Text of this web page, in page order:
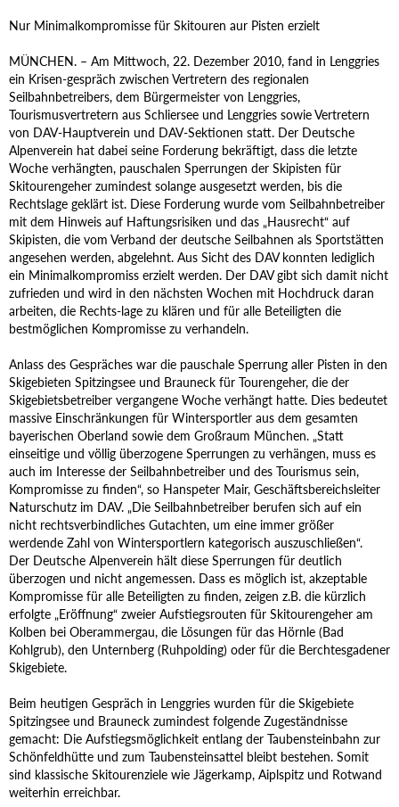
Nur Minimalkompromisse für Skitouren aur Pisten erzielt
MÜNCHEN. – Am Mittwoch, 22. Dezember 2010, fand in Lenggries
ein Krisen-gespräch zwischen Vertretern des regionalen
Seilbahnbetreibers, dem Bürgermeister von Lenggries,
Tourismusvertretern aus Schliersee und Lenggries sowie Vertretern
von DAV-Hauptverein und DAV-Sektionen statt. Der Deutsche
Alpenverein hat dabei seine Forderung bekräftigt, dass die letzte
Woche verhängten, pauschalen Sperrungen der Skipisten für
Skitourengeher zumindest solange ausgesetzt werden, bis die
Rechtslage geklärt ist. Diese Forderung wurde vom Seilbahnbetreiber
mit dem Hinweis auf Haftungsrisiken und das „Hausrecht“ auf
Skipisten, die vom Verband der deutsche Seilbahnen als Sportstätten
angesehen werden, abgelehnt. Aus Sicht des DAV konnten lediglich
ein Minimalkompromiss erzielt werden. Der DAV gibt sich damit nicht
zufrieden und wird in den nächsten Wochen mit Hochdruck daran
arbeiten, die Rechts-lage zu klären und für alle Beteiligten die
bestmöglichen Kompromisse zu verhandeln.
Anlass des Gespräches war die pauschale Sperrung aller Pisten in den
Skigebieten Spitzingsee und Brauneck für Tourengeher, die der
Skigebietsbetreiber vergangene Woche verhängt hatte. Dies bedeutet
massive Einschränkungen für Wintersportler aus dem gesamten
bayerischen Oberland sowie dem Großraum München. „Statt
einseitige und völlig überzogene Sperrungen zu verhängen, muss es
auch im Interesse der Seilbahnbetreiber und des Tourismus sein,
Kompromisse zu finden“, so Hanspeter Mair, Geschäftsbereichsleiter
Naturschutz im DAV. „Die Seilbahnbetreiber berufen sich auf ein
nicht rechtsverbindliches Gutachten, um eine immer größer
werdende Zahl von Wintersportlern kategorisch auszuschließen“.
Der Deutsche Alpenverein hält diese Sperrungen für deutlich
überzogen und nicht angemessen. Dass es möglich ist, akzeptable
Kompromisse für alle Beteiligten zu finden, zeigen z.B. die kürzlich
erfolgte „Eröffnung“ zweier Aufstiegsrouten für Skitourengeher am
Kolben bei Oberammergau, die Lösungen für das Hörnle (Bad
Kohlgrub), den Unternberg (Ruhpolding) oder für die Berchtesgadener
Skigebiete.
Beim heutigen Gespräch in Lenggries wurden für die Skigebiete
Spitzingsee und Brauneck zumindest folgende Zugeständnisse
gemacht: Die Aufstiegsmöglichkeit entlang der Taubensteinbahn zur
Schönfeldhütte und zum Taubensteinsattel bleibt bestehen. Somit
sind klassische Skitourenziele wie Jägerkamp, Aiplspitz und Rotwand
weiterhin erreichbar.